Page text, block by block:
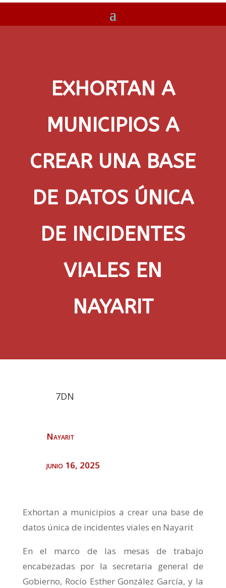
EXHORTAN A
MUNICIPIOS A
CREAR UNA BASE
DE DATOS ÚNICA
DE INCIDENTES
VIALES EN
NAYARIT
7DN
Nayarit
junio 16, 2025
Exhortan a municipios a crear una base de
datos única de incidentes viales en Nayarit
En el marco de las mesas de trabajo
encabezadas por la secretaria general de
Gobierno, Rocío Esther González García, y la